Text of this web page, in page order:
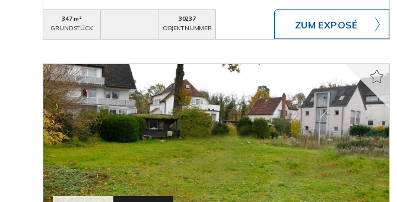
347 m²
GRUNDSTÜCK
30237
OBJEKTNUMMER
ZUM EXPOSÉ